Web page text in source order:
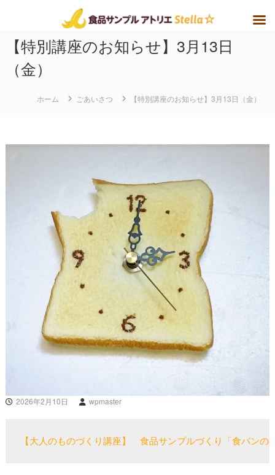
【特別講座のお知らせ】3月13日
（金）
ホーム ごあいさつ 【特別講座のお知らせ】3月13日（金）
2026年2月10日 wpmaster
【大人のものづくり講座】　食品サンプルづくり「食パンの